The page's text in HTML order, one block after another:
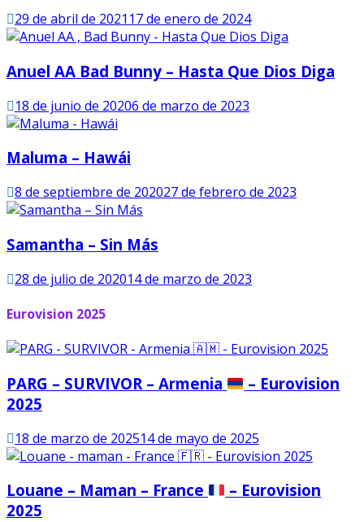
29 de abril de 2021 17 de enero de 2024
Anuel AA Bad Bunny – Hasta Que Dios Diga
18 de junio de 20206 de marzo de 2023
Maluma – Hawái
8 de septiembre de 202027 de febrero de 2023
Samantha – Sin Más
28 de julio de 202014 de marzo de 2023
Eurovision 2025
PARG – SURVIVOR – Armenia
– Eurovision
2025
18 de marzo de 202514 de mayo de 2025
Louane – Maman – France
– Eurovision
2025